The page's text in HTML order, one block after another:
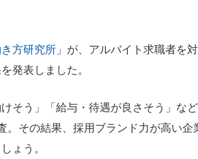
方研究所 」が、アルバイト求職者を
発表しました。
そう」「給与・待遇が良さそう」な
。その結果、採用ブランド力が高い企
ょう。